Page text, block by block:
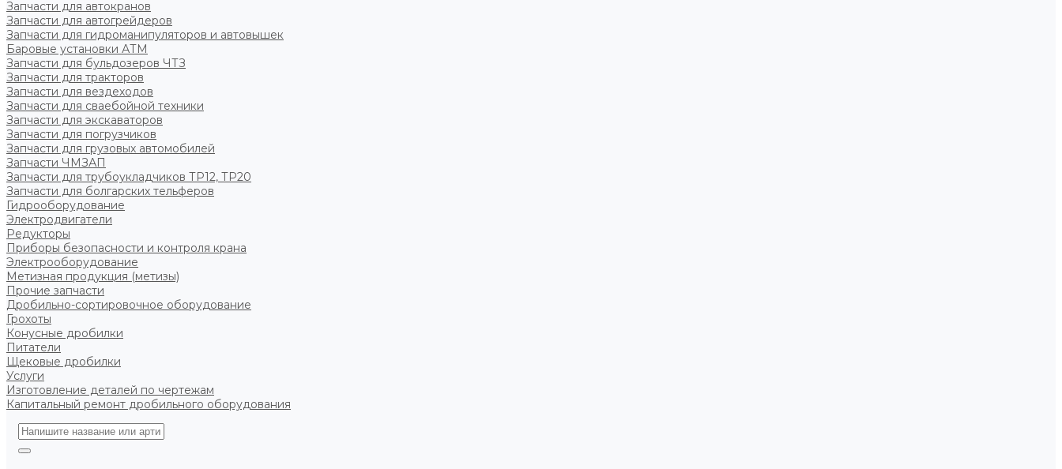
Запчасти для автокранов
Запчасти для автогрейдеров
Запчасти для гидроманипуляторов и автовышек
Баровые установки АТМ
Запчасти для бульдозеров ЧТЗ
Запчасти для тракторов
Запчасти для вездеходов
Запчасти для сваебойной техники
Запчасти для экскаваторов
Запчасти для погрузчиков
Запчасти для грузовых автомобилей
Запчасти ЧМЗАП
Запчасти для трубоукладчиков ТР12, ТР20
Запчасти для болгарских тельферов
Гидрооборудование
Электродвигатели
Редукторы
Приборы безопасности и контроля крана
Электрооборудование
Метизная продукция (метизы)
Прочие запчасти
Дробильно-сортировочное оборудование
Грохоты
Конусные дробилки
Питатели
Щековые дробилки
Услуги
Изготовление деталей по чертежам
Капитальный ремонт дробильного оборудования